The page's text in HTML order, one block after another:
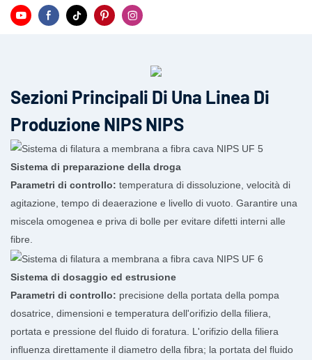
Sezioni Principali Di Una Linea Di
Produzione NIPS NIPS
Sistema di preparazione della droga
Parametri di controllo: temperatura di dissoluzione, velocità di
agitazione, tempo di deaerazione e livello di vuoto. Garantire una
miscela omogenea e priva di bolle per evitare difetti interni alle
fibre.
Sistema di dosaggio ed estrusione
Parametri di controllo: precisione della portata della pompa
dosatrice, dimensioni e temperatura dell'orifizio della filiera,
portata e pressione del fluido di foratura. L'orifizio della filiera
influenza direttamente il diametro della fibra; la portata del fluido